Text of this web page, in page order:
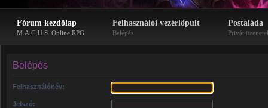
Fórum kezdőlap
M.A.G.U.S. Online RPG
Felhasználói vezérlőpult
Belépés
Postaláda
Privát
Belépés
Felhasználónév:
Jelszó: